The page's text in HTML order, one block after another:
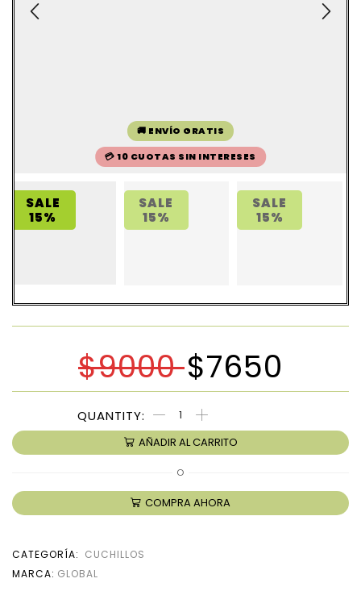
🚚 ENVÍO GRATIS
💳 10 CUOTAS SIN INTERESES
SALE
15%
SALE
15%
SALE
15%
$9000 $7650
AÑADIR AL CARRITO
O
COMPRA AHORA
CATEGORÍA: CUCHILLOS
MARCA: GLOBAL